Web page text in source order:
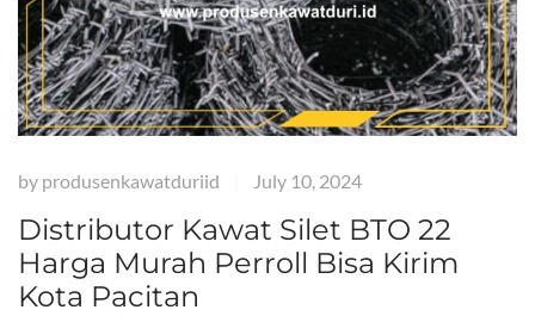
by produsenkawatduriid July 10, 2024
Distributor Kawat Silet BTO 22
Harga Murah Perroll Bisa Kirim
Kota Pacitan